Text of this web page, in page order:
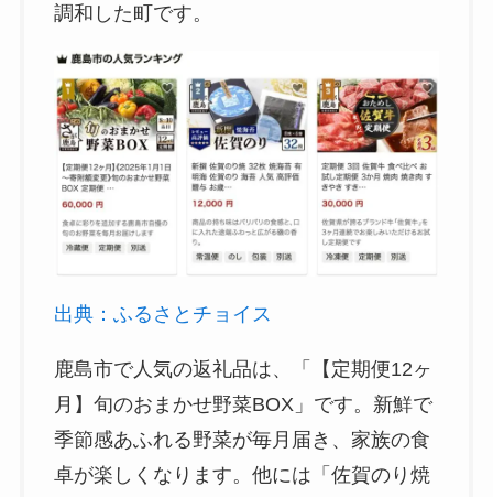
調和した町です。
出典：ふるさとチョイス
鹿島市で人気の返礼品は、「【定期便12ヶ
月】旬のおまかせ野菜BOX」です。新鮮で
季節感あふれる野菜が毎月届き、家族の食
卓が楽しくなります。他には「佐賀のり焼